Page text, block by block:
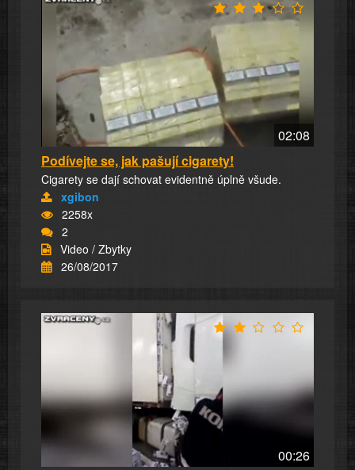
02:08
Podívejte se, jak pašují cigarety!
Cigarety se dají schovat evidentně úplně všude.
xgibon
2258x
2
Video / Zbytky
26/08/2017
00:26